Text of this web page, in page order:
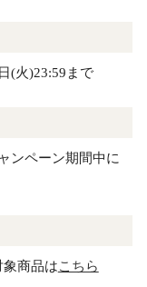
(火)23:59まで
ンペーン期間中に
商品はこちら